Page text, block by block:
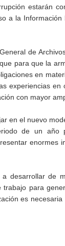
estarán
a la
de
para que la
en
experiencias
con mayor
en el nuevo
de un año
enormes
desarrollar de
para
es